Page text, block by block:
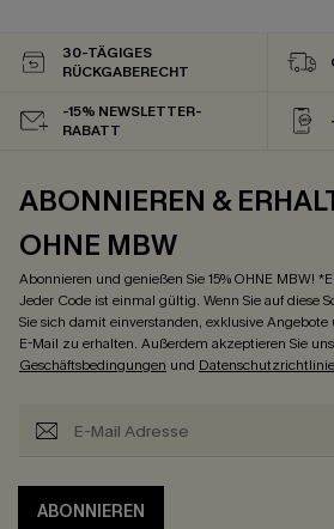
30-TÄGIGES
RÜCKGABERECHT
-15% NEWSLETTER-
RABATT
ABONNIEREN &
OHNE MBW
Abonnieren und genießen Sie 15% OHNE MBW!
Jeder Code ist einmal gültig. Wenn Sie auf diese
Sie sich damit einverstanden, exklusive
E-Mail zu erhalten. Außerdem akzeptieren Sie
Geschäftsbedingungen und
ABONNIEREN